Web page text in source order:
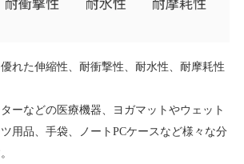
れた伸縮性、耐衝撃性、耐水性、耐摩耗性
ーなどの医療機器、ヨガマットやウェット
用品、手袋、ノートPCケースなど様々な分